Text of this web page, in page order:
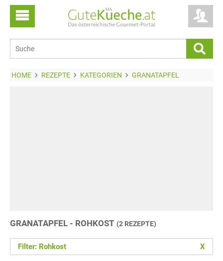
HOME REZEPTE KATEGORIEN GRANATAPFEL
GRANATAPFEL - ROHKOST (2 REZEPTE)
Filter: Rohkost X